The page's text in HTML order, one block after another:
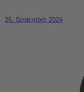
26. September 2024